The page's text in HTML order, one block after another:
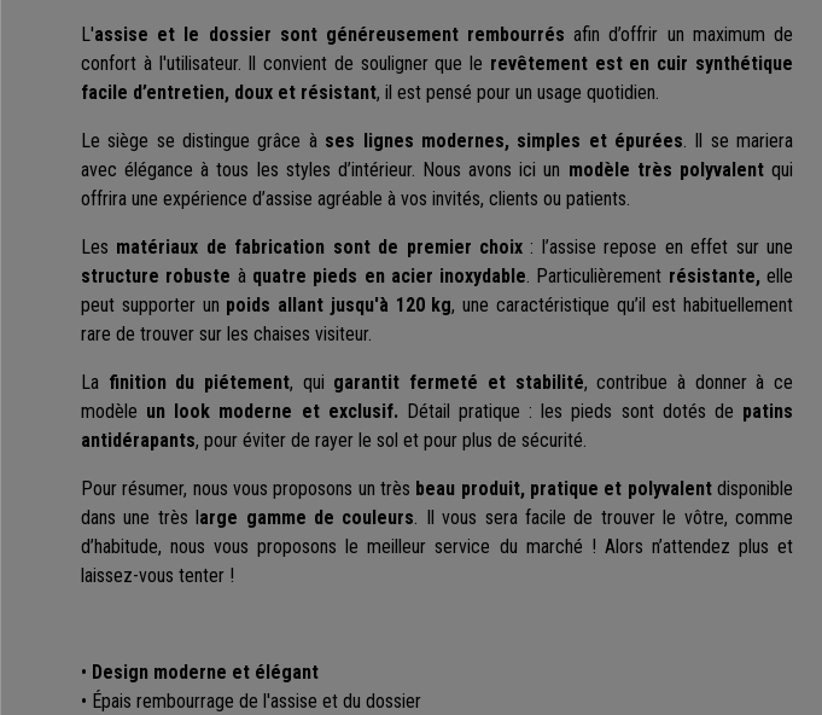
L'assise et le dossier sont généreusement rembourrés afin d’offrir un maximum de
confort à l'utilisateur. Il convient de souligner que le revêtement est en cuir synthétique
facile d’entretien, doux et résistant, il est pensé pour un usage quotidien.
Le siège se distingue grâce à ses lignes modernes, simples et épurées. Il se mariera
avec élégance à tous les styles d’intérieur. Nous avons ici un modèle très polyvalentqui
offrira une expérience d’assise agréable à vos invités, clients ou patients.
Les matériaux de fabrication sont de premier choix : l’assise repose en effet sur une
structure robuste à quatre pieds en acier inoxydable. Particulièrement résistante,elle
peut supporter un poids allant jusqu'à 120 kg, une caractéristique qu’il est habituellement
rare de trouver sur les chaises visiteur.
La finition du piétement, qui garantit fermeté et stabilité, contribue à donner à ce
modèle un look moderne et exclusif. Détail pratique : les pieds sont dotés de patins
antidérapants, pour éviter de rayer le sol et pour plus de sécurité.
Pour résumer, nous vous proposons un très beau produit, pratique et polyvalentdisponible
dans une très large gamme de couleurs. Il vous sera facile de trouver le vôtre, comme
d’habitude, nous vous proposons le meilleur service du marché ! Alors n’attendez plus et
laissez-vous tenter !
• Design moderne et élégant
• Épais rembourrage de l'assise et du dossier